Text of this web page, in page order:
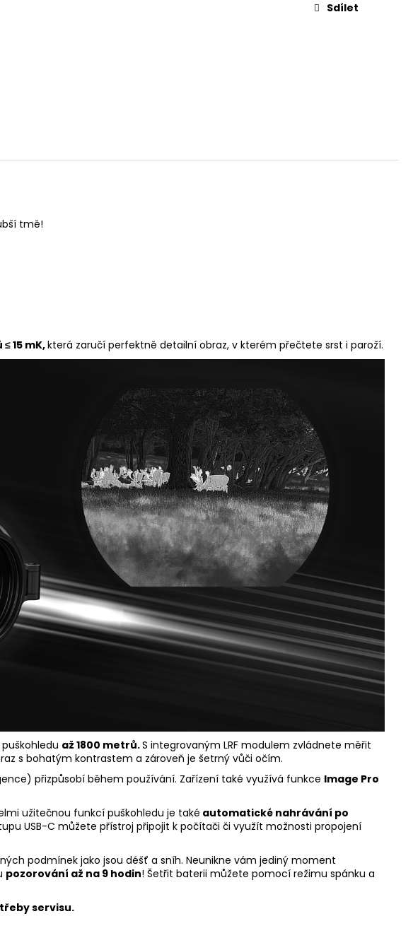
Sdílet
tmě!
15 mK,která zaručí perfektně detailní obraz, v kterém přečtete srst i paroží.
puškohledu až 1800 metrů.S integrovaným LRF modulem zvládnete měřit
s bohatým kontrastem a zároveň je šetrný vůči očím.
přizpůsobí během používání. Zařízení také využívá funkce Image Pro
užitečnou funkcí puškohledu je také automatické nahrávání po
USB-C můžete přístroj připojit k počítači či využít možnosti propojení
podmínek jako jsou déšť a sníh. Neunikne vám jediný moment
pozorování až na 9 hodin! Šetřit baterii můžete pomocí režimu spánku a
servisu.